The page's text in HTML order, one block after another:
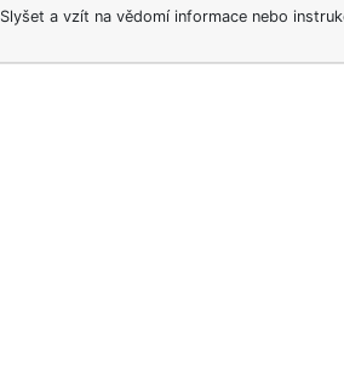
Slyšet a vzít na vědomí informace nebo